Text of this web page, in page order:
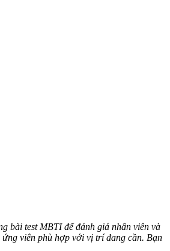
bài test MBTI để đánh giá nhân viên và
viên phù hợp với vị trí đang cần. Bạn